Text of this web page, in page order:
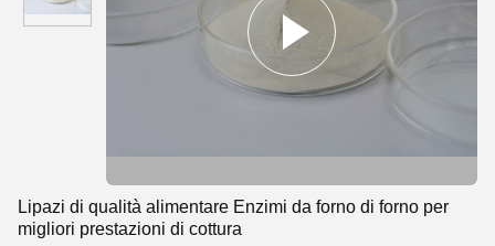
Lipazi di qualità alimentare Enzimi da forno di forno per
migliori prestazioni di cottura